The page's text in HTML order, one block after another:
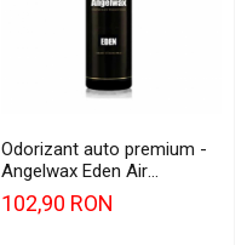
Odorizant auto premium -
Angelwax Eden Air
Freshener (250ml)
102,90 RON